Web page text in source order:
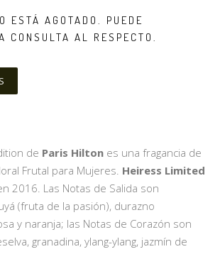
ESTÁ AGOTADO. PUEDE
CONSULTA AL RESPECTO.
de Paris Hilton es una fragancia de
Frutal para Mujeres. Heiress Limited
2016. Las Notas de Salida son
(fruta de la pasión), durazno
y naranja; las Notas de Corazón son
granadina, ylang-ylang, jazmín de